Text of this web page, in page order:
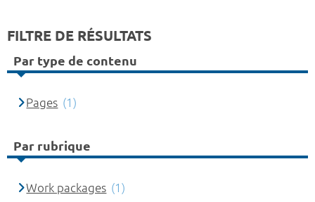
FILTRE DE RÉSULTATS
Par type de contenu
Pages (1)
Par rubrique
Work packages (1)